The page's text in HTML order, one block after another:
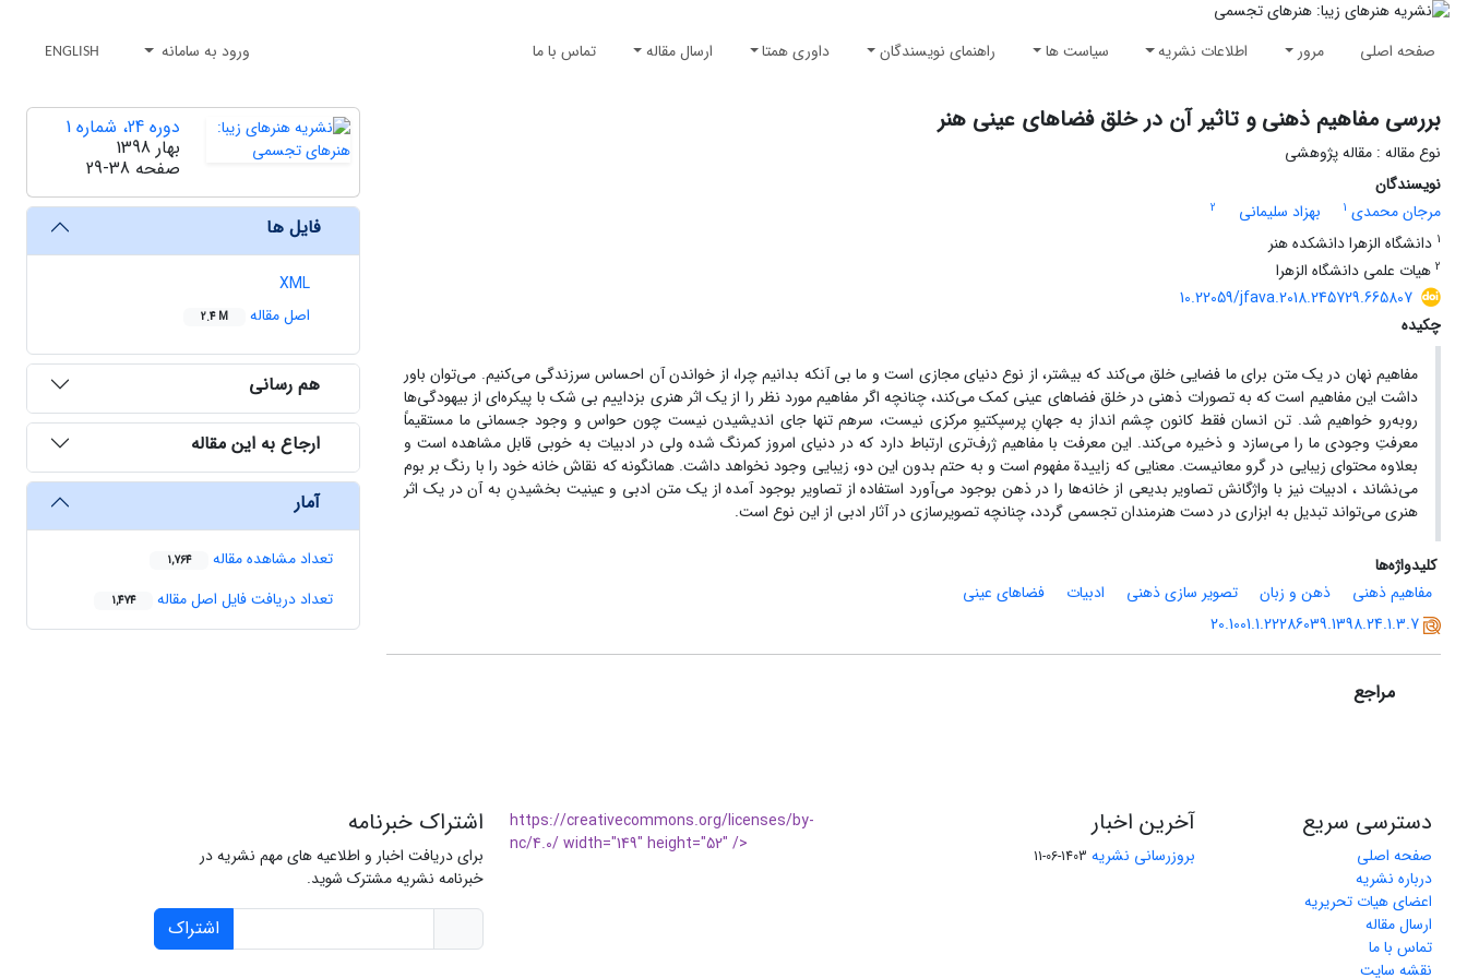
صفحه اصلی مرور اطلاعات نشریه سیاست ها راهنمای نویسندگان داوری همتا ارسال مقاله تماس با ما ورود به سامانه ENGLISH
بررسی مفاهیم ذهنی و تاثیر آن در خلق فضاهای عینی هنر
نوع مقاله : مقاله پژوهشی
نویسندگان
مرجان محمدی 1 بهزاد سلیمانی
2
1 دانشگاه الزهرا دانشکده هنر
2 هیات علمی دانشگاه الزهرا
10.22059/jfava.2018.245729.665807
چکیده
مفاهیم نهان در یک متن برای ما فضایی خلق می‌کند که بیشتر، از نوع دنیای مجازی است و ما بی آنکه بدانیم چرا، از خواندن آن احساس سرزندگی می‌کنیم. می‌توان باور
داشت این مفاهیم است که به تصورات ذهنی در خلق فضاهای عینی کمک می‌کند، چنانچه اگر مفاهیم مورد نظر را از یک اثر هنری بزداییم بی شک با پیکره‌ای از بیهودگی‌ها
روبه‌رو خواهیم شد. تن انسان فقط کانون چشم انداز به جهانِ پرسپکتیوِ مرکزی نیست، سرهم تنها جای اندیشیدن نیست چون حواس و وجود جسمانی ما مستقیماً
معرفتِ وجودی ما را می‌سازد و ذخیره می‌کند. این معرفت با مفاهیم ژرف‌تری ارتباط دارد که در دنیای امروز کمرنگ شده ولی در ادبیات به خوبی قابل مشاهده است و
بعلاوه محتوای زیبایی در گرو معانیست. معنایی که زاییدة مفهوم است و به حتم بدون این دو، زیبایی وجود نخواهد داشت. همانگونه که نقاش خانه خود را با رنگ بر بوم
می‌نشاند ، ادبیات نیز با واژگانش تصاویر بدیعی از خانه‌ها را در ذهن بوجود می‌آورد استفاده از تصاویر بوجود آمده از یک متن ادبی و عینیت بخشیدنِ به آن در یک اثر
هنری می‌تواند تبدیل به ابزاری در دست هنرمندان تجسمی گردد، چنانچه تصویرسازی در آثار ادبی از این نوع است.
کلیدواژه‌ها
مفاهیم ذهنی
ذهن و زبان تصویر سازی ذهنی ادبیات
فضاهای عینی
20.1001.1.22286039.1398.24.1.3.7
مراجع
دوره 24، شماره 1
بهار 1398
صفحه 29-38
فایل ها
XML
اصل مقاله
2.4 M
هم رسانی
ارجاع به این مقاله
آمار
تعداد مشاهده مقاله 1,764
تعداد دریافت فایل اصل مقاله 1,474
دسترسی سریع
صفحه اصلی
درباره نشریه
اعضای هیات تحریریه
ارسال مقاله
تماس با ما
نقشه سایت
آخرین اخبار
بروزرسانی نشریه 1403-06-11
https://creativecommons.org/licenses/by-
nc/4.0/ width="149" height="52" />
اشتراک خبرنامه
برای دریافت اخبار و اطلاعیه های مهم نشریه در
خبرنامه نشریه مشترک شوید.
اشتراک